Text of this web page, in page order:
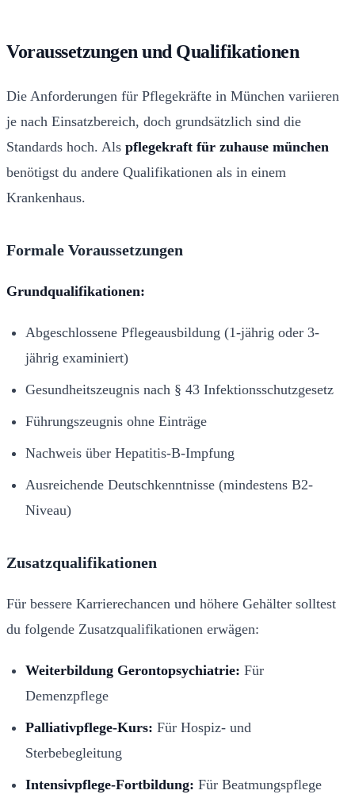
Voraussetzungen und Qualifikationen
Die Anforderungen für Pflegekräfte in München variieren
je nach Einsatzbereich, doch grundsätzlich sind die
Standards hoch. Als pflegekraft für zuhause münchen
benötigst du andere Qualifikationen als in einem
Krankenhaus.
Formale Voraussetzungen
Grundqualifikationen:
Abgeschlossene Pflegeausbildung (1-jährig oder 3-
jährig examiniert)
Gesundheitszeugnis nach § 43 Infektionsschutzgesetz
Führungszeugnis ohne Einträge
Nachweis über Hepatitis-B-Impfung
Ausreichende Deutschkenntnisse (mindestens B2-
Niveau)
Zusatzqualifikationen
Für bessere Karrierechancen und höhere Gehälter solltest
du folgende Zusatzqualifikationen erwägen:
Weiterbildung Gerontopsychiatrie: Für
Demenzpflege
Palliativpflege-Kurs: Für Hospiz- und
Sterbebegleitung
Intensivpflege-Fortbildung: Für Beatmungspflege